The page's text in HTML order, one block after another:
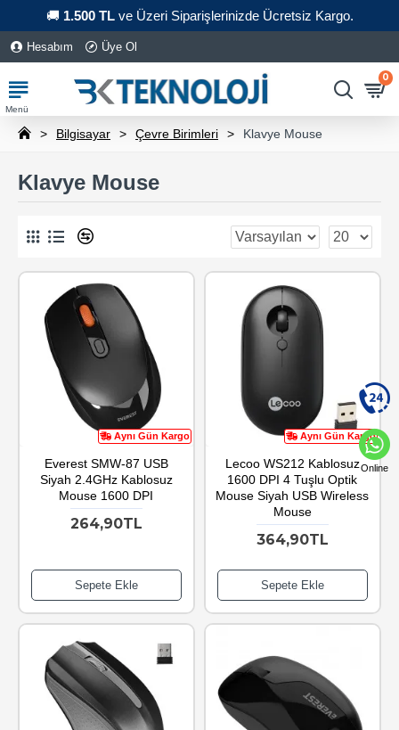
🚚 1.500 TLve Üzeri Siparişlerinizde Ücretsiz Kargo.
Hesabım Üye Ol
0
Bilgisayar Çevre Birimleri Klavye Mouse
Klavye Mouse
Aynı Gün Kargo
Everest SMW-87 USB
Siyah 2.4GHz Kablosuz
Mouse 1600 DPI
264,90TL
Sepete Ekle
Aynı Gün Kargo
Lecoo WS212 Kablosuz
1600 DPI 4 Tuşlu Optik
Mouse Siyah USB Wireless
Mouse
364,90TL
Sepete Ekle
Online